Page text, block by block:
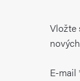
Vložte
E-mail